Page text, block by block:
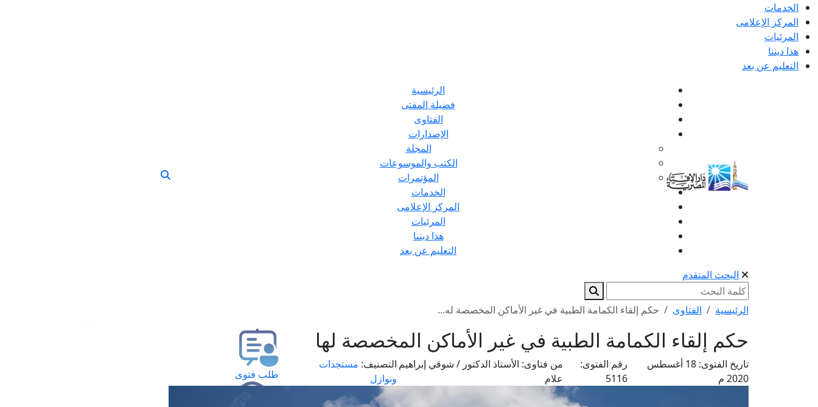
الخدمات
المركز الإعلامى
المرئيات
هذا ديننا
التعليم عن بعد
الرئيسية
فضيلة المفتى
الفتاوى
الإصدارات
المجلة
الكتب والموسوعات
المؤتمرات
الخدمات
المركز الإعلامى
المرئيات
هذا ديننا
التعليم عن بعد
البحث المتقدم
الرئيسية الفتاوى حكم إلقاء الكمامة الطبية في غير الأماكن المخصصة له...
حكم إلقاء الكمامة الطبية في غير الأماكن المخصصة لها
تاريخ الفتوى:
18 أغسطس
2020 م
رقم الفتوى:
5116
من فتاوى: الأستاذ الدكتور / شوقي إبراهيم
علام
التصنيف: مستجدات
ونوازل
طلب فتوى